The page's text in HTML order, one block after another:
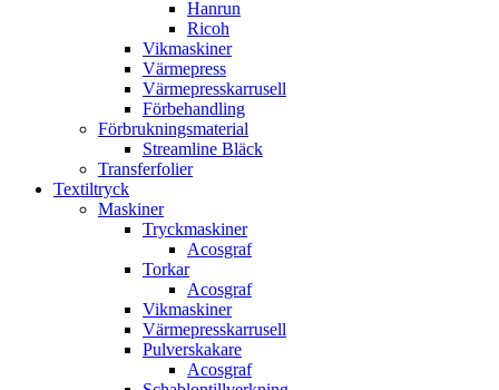
Hanrun
Ricoh
Vikmaskiner
Värmepress
Värmepresskarrusell
Förbehandling
Förbrukningsmaterial
Streamline Bläck
Transferfolier
Textiltryck
Maskiner
Tryckmaskiner
Acosgraf
Torkar
Acosgraf
Vikmaskiner
Värmepresskarrusell
Pulverskakare
Acosgraf